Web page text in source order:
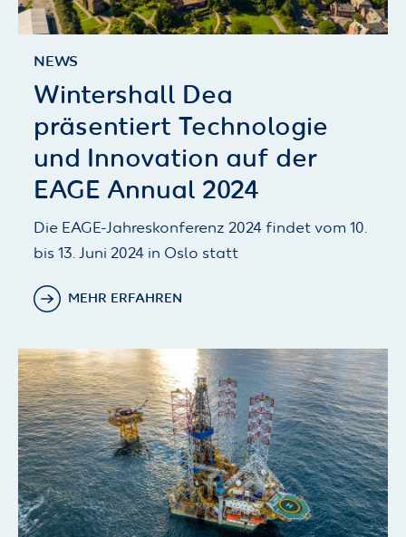
NEWS
Wintershall Dea
präsentiert Technologie
und Innovation auf der
EAGE Annual 2024
Die EAGE-Jahreskonferenz 2024 findet vom 10.
bis 13. Juni 2024 in Oslo statt
MEHR ERFAHREN